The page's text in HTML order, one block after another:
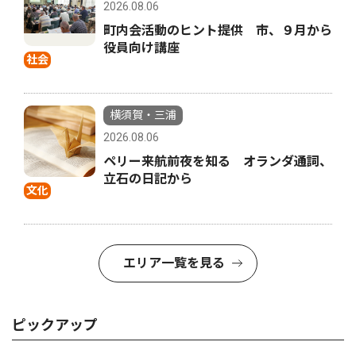
社会
2026.08.06
町内会活動のヒント提供 市、９月から
役員向け講座
文化
横須賀・三浦
2026.08.06
ペリー来航前夜を知る オランダ通詞、
立石の日記から
エリア一覧を見る
ピックアップ